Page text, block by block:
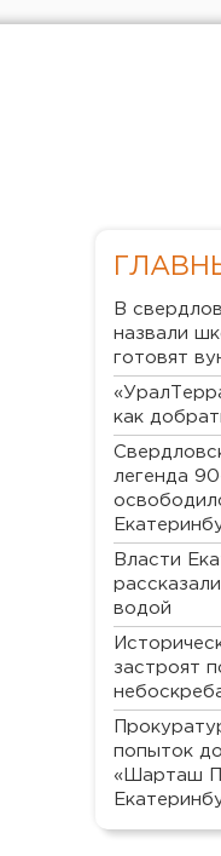
В
назвали
готовят
как
легенда
Власти
водой
застроят
попыток
«Шарташ